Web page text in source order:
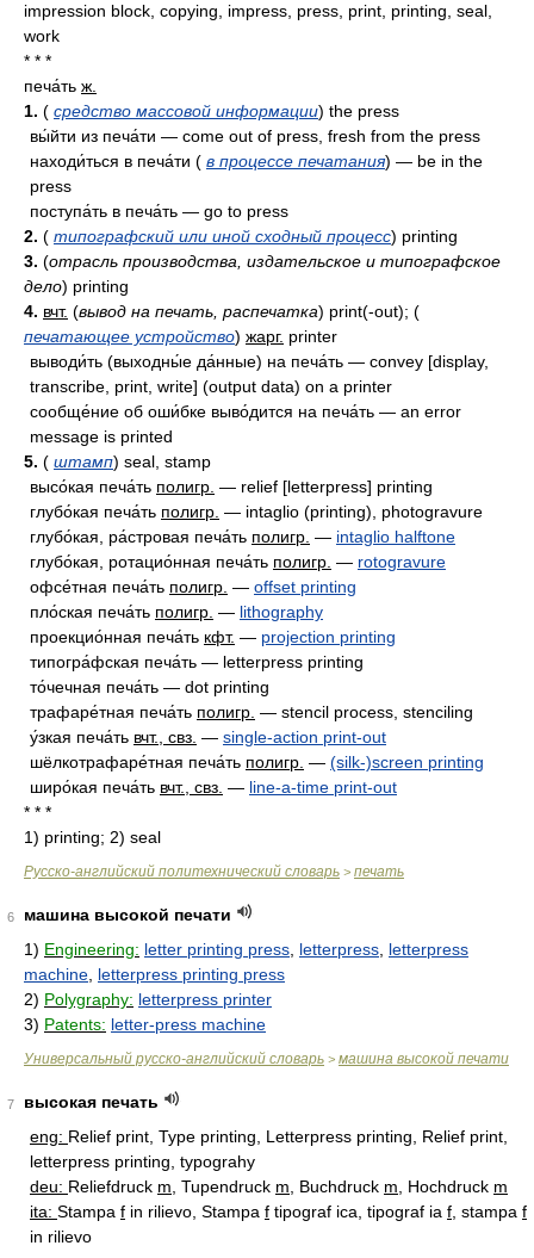
impression block, copying, impress, press, print, printing, seal,
work
* * *
печа́ть ж.
1. ( средство массовой информации) the press
вы́йти из печа́ти — come out of press, fresh from the press
находи́ться в печа́ти ( в процессе печатания) — be in the
press
поступа́ть в печа́ть — go to press
2. ( типографский или иной сходный процесс) printing
3. (отрасль производства, издательское и типографское
дело) printing
4. вчт. (вывод на печать, распечатка) print(-out); (
печатающее устройство) жарг. printer
выводи́ть (выходны́е да́нные) на печа́ть — convey [display,
transcribe, print, write] (output data) on a printer
сообще́ние об оши́бке выво́дится на печа́ть — an error
message is printed
5. ( штамп) seal, stamp
высо́кая печа́ть полигр. — relief [letterpress] printing
глубо́кая печа́ть полигр. — intaglio (printing), photogravure
глубо́кая, ра́стровая печа́ть полигр. — intaglio halftone
глубо́кая, ротацио́нная печа́ть полигр. — rotogravure
офсе́тная печа́ть полигр. — offset printing
пло́ская печа́ть полигр. — lithography
проекцио́нная печа́ть кфт. — projection printing
типогра́фская печа́ть — letterpress printing
то́чечная печа́ть — dot printing
трафаре́тная печа́ть полигр. — stencil process, stenciling
у́зкая печа́ть вчт., свз. — single-action print-out
шёлкотрафаре́тная печа́ть полигр. — (silk-)screen printing
широ́кая печа́ть вчт., свз. — line-a-time print-out
* * *
1) printing; 2) seal
Русско-английский политехнический словарь > печать
6
машина высокой печати
1) Engineering: letter printing press letterpress letterpress
machine letterpress printing press
2) Polygraphy: letterpress printer
3) Patents: letter-press machine
Универсальный русско-английский словарь > машина высокой печати
7
высокая печать
eng: Relief print, Type printing, Letterpress printing, Relief print,
letterpress printing, typograhy
deu: Reliefdruck m , Tupendruck m , Buchdruck m , Hochdruck m
ita: Stampa f in rilievo, Stampa f tipograf ica, tipograf ia f , stampa f
in rilievo